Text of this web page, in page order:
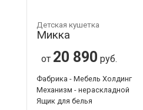
Детская кушетка
Микка
от 20 890 руб.
Фабрика - Мебель Холдинг
Механизм - нераскладной
Ящик для белья